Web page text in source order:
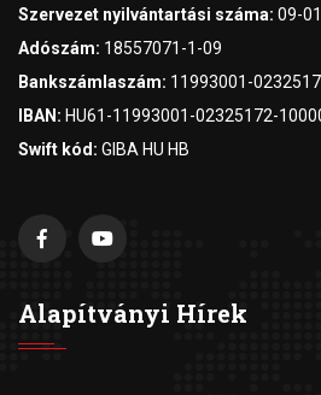
Szervezet nyilvántartási száma: 09-
Adószám: 18557071-1-09
Bankszámlaszám: 11993001-
IBAN: HU61-11993001-02325172-
Swift kód: GIBA HU HB
Alapítványi Hírek